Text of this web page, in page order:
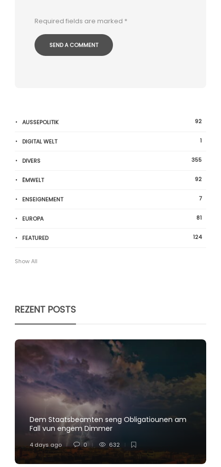
Required fields are marked *
AUSSEPOLITIK 92
DIGITAL WELT 1
DIVERS 355
ËMWELT 92
ENSEIGNEMENT 7
EUROPA 81
FEATURED 124
Show All
REZENT POSTS
Dem Staatsbeamten seng Obligatiounen am
Fall vun engem Dimmer
4 days ago 0 632